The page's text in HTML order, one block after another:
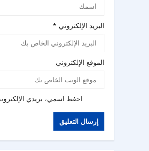
البريد الإلكتروني *
الموقع الإلكتروني
احفظ اسمي، بريدي